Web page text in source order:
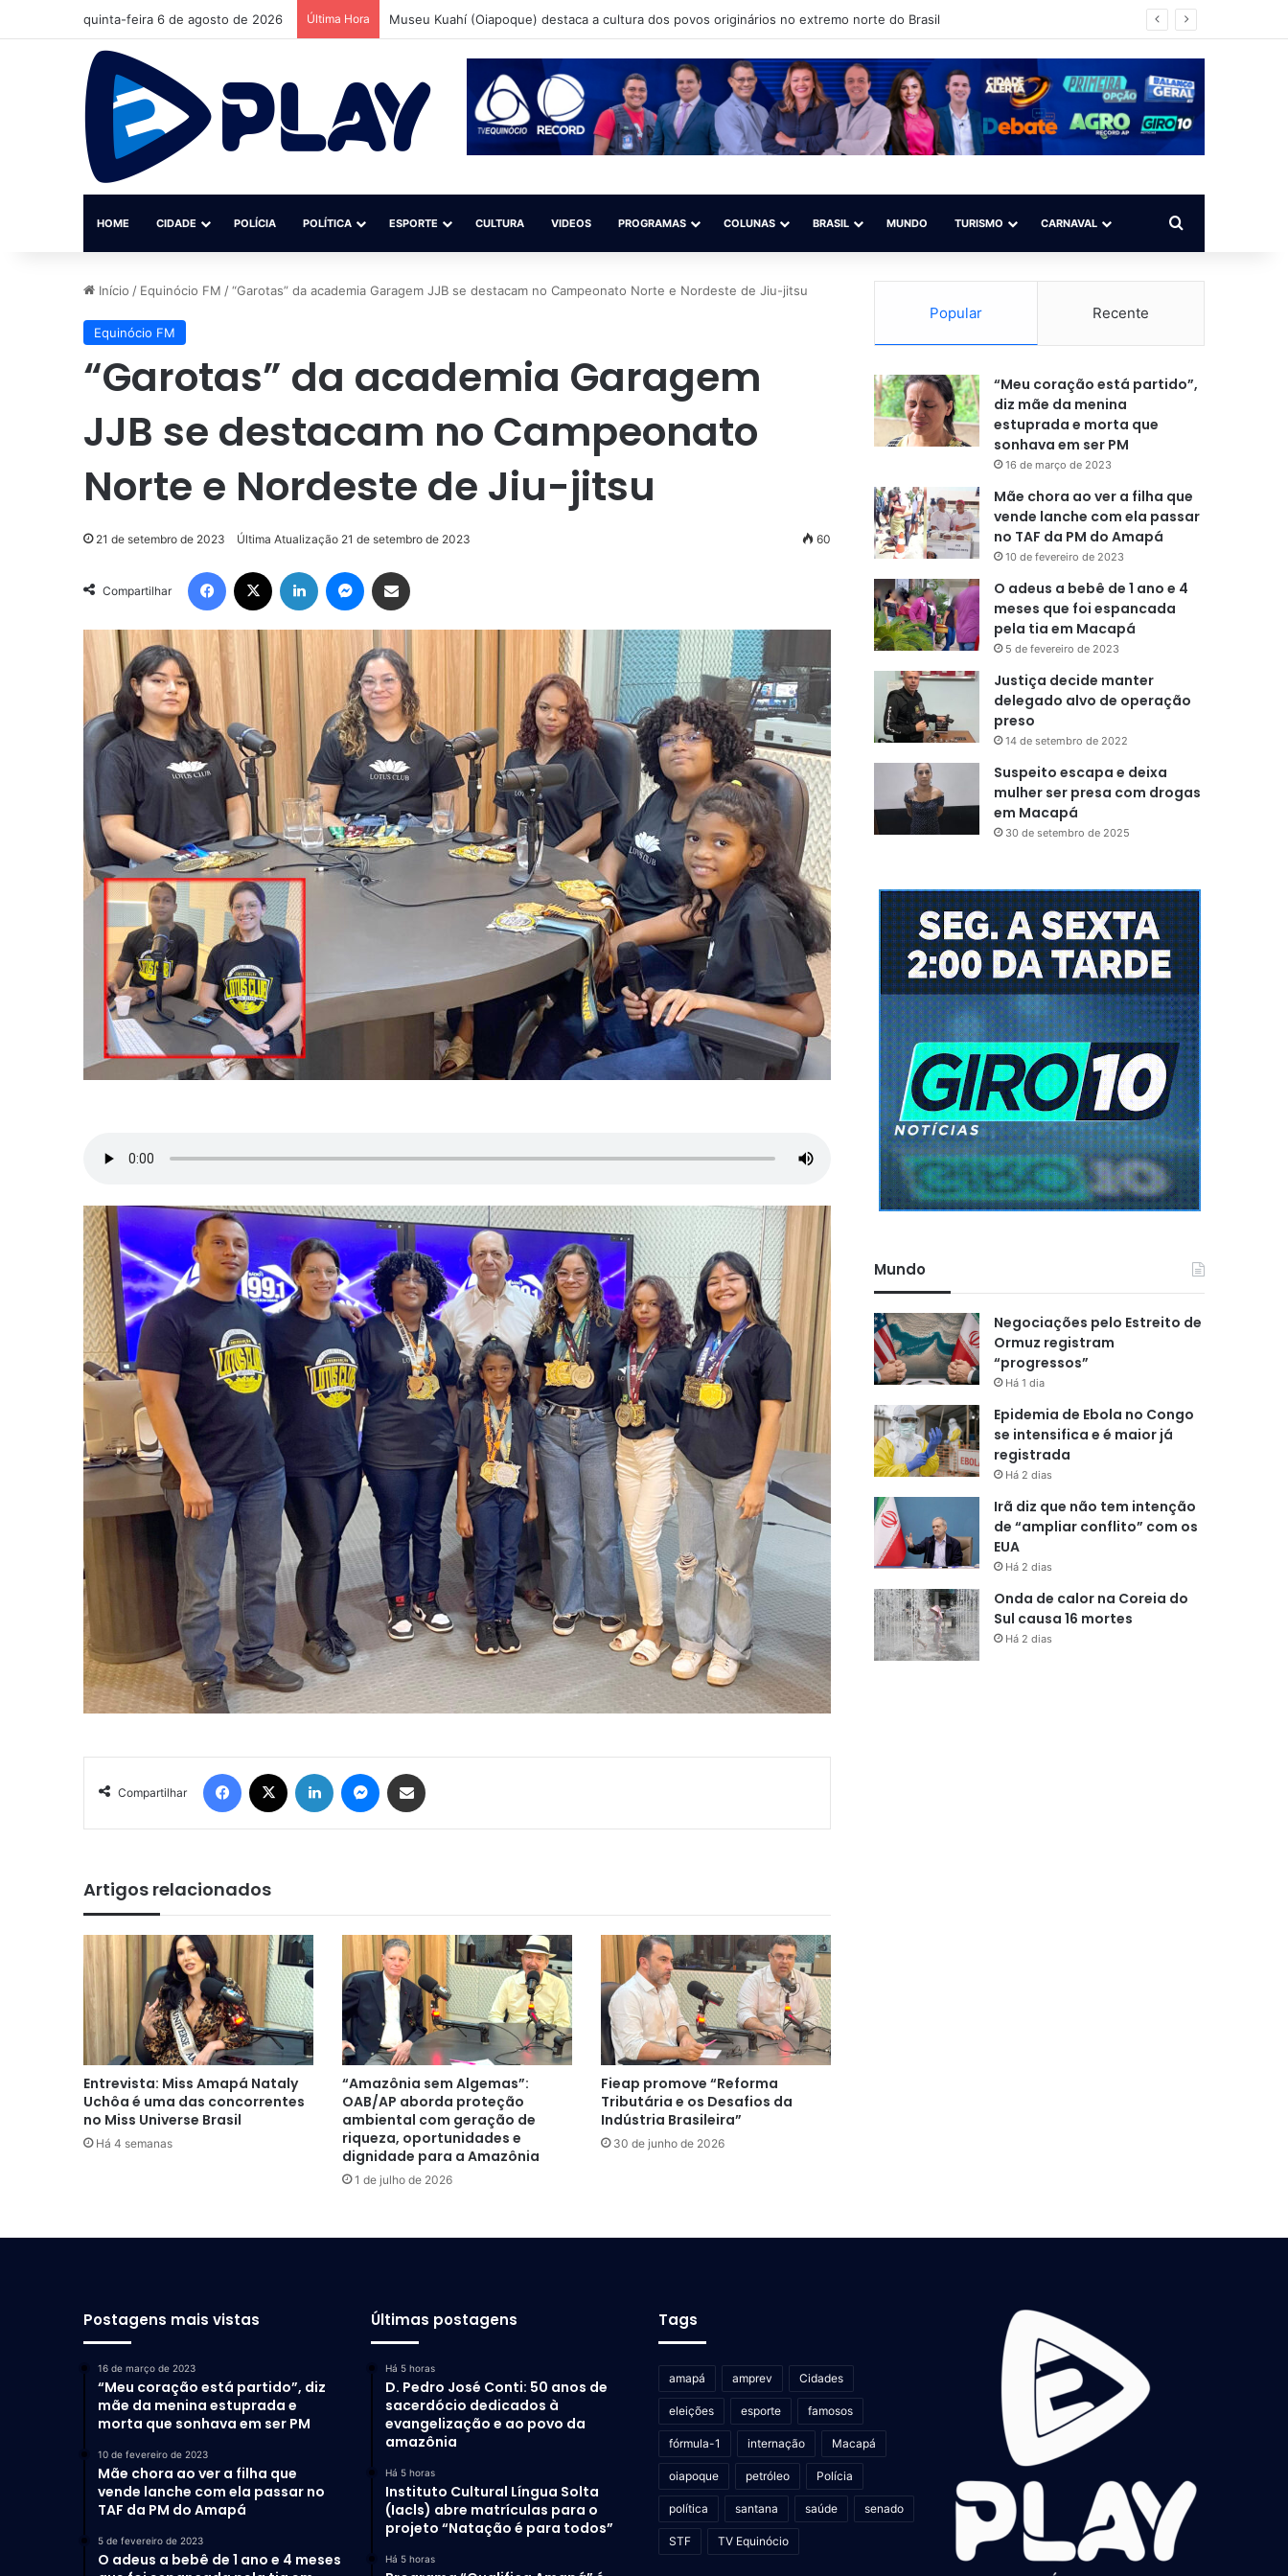
quinta-feira 6 de agosto de 2026 Última Hora Museu Kuahí (Oiapoque) destaca a cultura dos povos originários no extremo norte do Brasil
HOME CIDADE POLÍCIA POLÍTICA ESPORTE CULTURA VIDEOS PROGRAMAS COLUNAS BRASIL MUNDO TURISMO CARNAVAL Procurar por
Início / Equinócio FM /“Garotas” da academia Garagem JJB se destacam no Campeonato Norte e Nordeste de Jiu-jitsu
Equinócio FM
“Garotas” da academia Garagem
JJB se destacam no Campeonato
Norte e Nordeste de Jiu-jitsu
21 de setembro de 2023 Última Atualização 21 de setembro de 2023 60
Compartilhar
Facebook Linkedin Messenger
Compartilhar
Facebook Linkedin Messenger
Artigos relacionados
Entrevista: Miss Amapá Nataly
Uchôa é uma das concorrentes
no Miss Universe Brasil
Há 4 semanas
“Amazônia sem Algemas”:
OAB/AP aborda proteção
ambiental com geração de
riqueza, oportunidades e
dignidade para a Amazônia
1 de julho de 2026
Fieap promove “Reforma
Tributária e os Desafios da
Indústria Brasileira”
30 de junho de 2026
Popular Recente
“Meu coração está partido”,
diz mãe da menina
estuprada e morta que
sonhava em ser PM
16 de março de 2023
Mãe chora ao ver a filha que
vende lanche com ela passar
no TAF da PM do Amapá
10 de fevereiro de 2023
O adeus a bebê de 1 ano e 4
meses que foi espancada
pela tia em Macapá
5 de fevereiro de 2023
Justiça decide manter
delegado alvo de operação
preso
14 de setembro de 2022
Suspeito escapa e deixa
mulher ser presa com drogas
em Macapá
30 de setembro de 2025
Mundo
Negociações pelo Estreito de
Ormuz registram
“progressos”
Há 1 dia
Epidemia de Ebola no Congo
se intensifica e é maior já
registrada
Há 2 dias
Irã diz que não tem intenção
de “ampliar conflito” com os
EUA
Há 2 dias
Onda de calor na Coreia do
Sul causa 16 mortes
Há 2 dias
Postagens mais vistas
16 de março de 2023
“Meu coração está partido”, diz
mãe da menina estuprada e
morta que sonhava em ser PM
10 de fevereiro de 2023
Mãe chora ao ver a filha que
vende lanche com ela passar no
TAF da PM do Amapá
5 de fevereiro de 2023
O adeus a bebê de 1 ano e 4 meses
Últimas postagens
Há 5 horas
D. Pedro José Conti: 50 anos de
sacerdócio dedicados à
evangelização e ao povo da
amazônia
Há 5 horas
Instituto Cultural Língua Solta
(Iacls) abre matrículas para o
projeto “Natação é para todos”
Há 5 horas
Tags
amapá amprev Cidades
eleições esporte famosos
fórmula-1 internação Macapá
oiapoque petróleo Polícia
política santana saúde senado
STF TV Equinócio